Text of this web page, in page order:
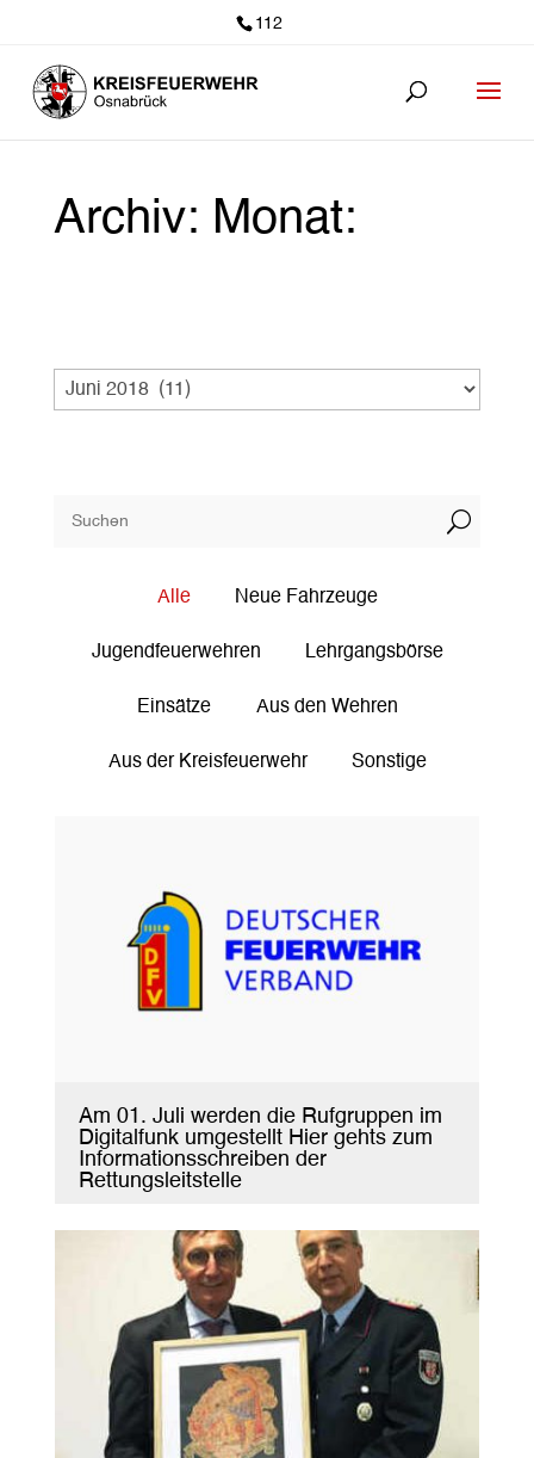
112
Archiv: Monat:
U
Alle Neue Fahrzeuge
Jugendfeuerwehren Lehrgangsbörse
Einsätze Aus den Wehren
Aus der Kreisfeuerwehr Sonstige
Am 01. Juli werden die Rufgruppen im
Digitalfunk umgestellt Hier gehts zum
Informationsschreiben der
Rettungsleitstelle